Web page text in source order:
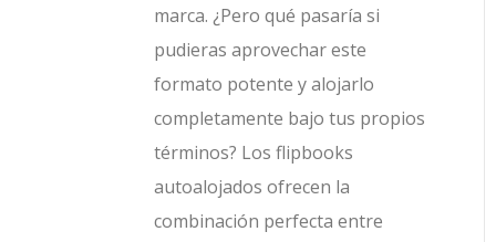
marca. ¿Pero qué pasaría si
pudieras aprovechar este
formato potente y alojarlo
completamente bajo tus propios
términos? Los flipbooks
autoalojados ofrecen la
combinación perfecta entre